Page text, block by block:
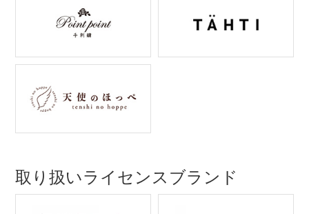
取り扱いライセンスブランド